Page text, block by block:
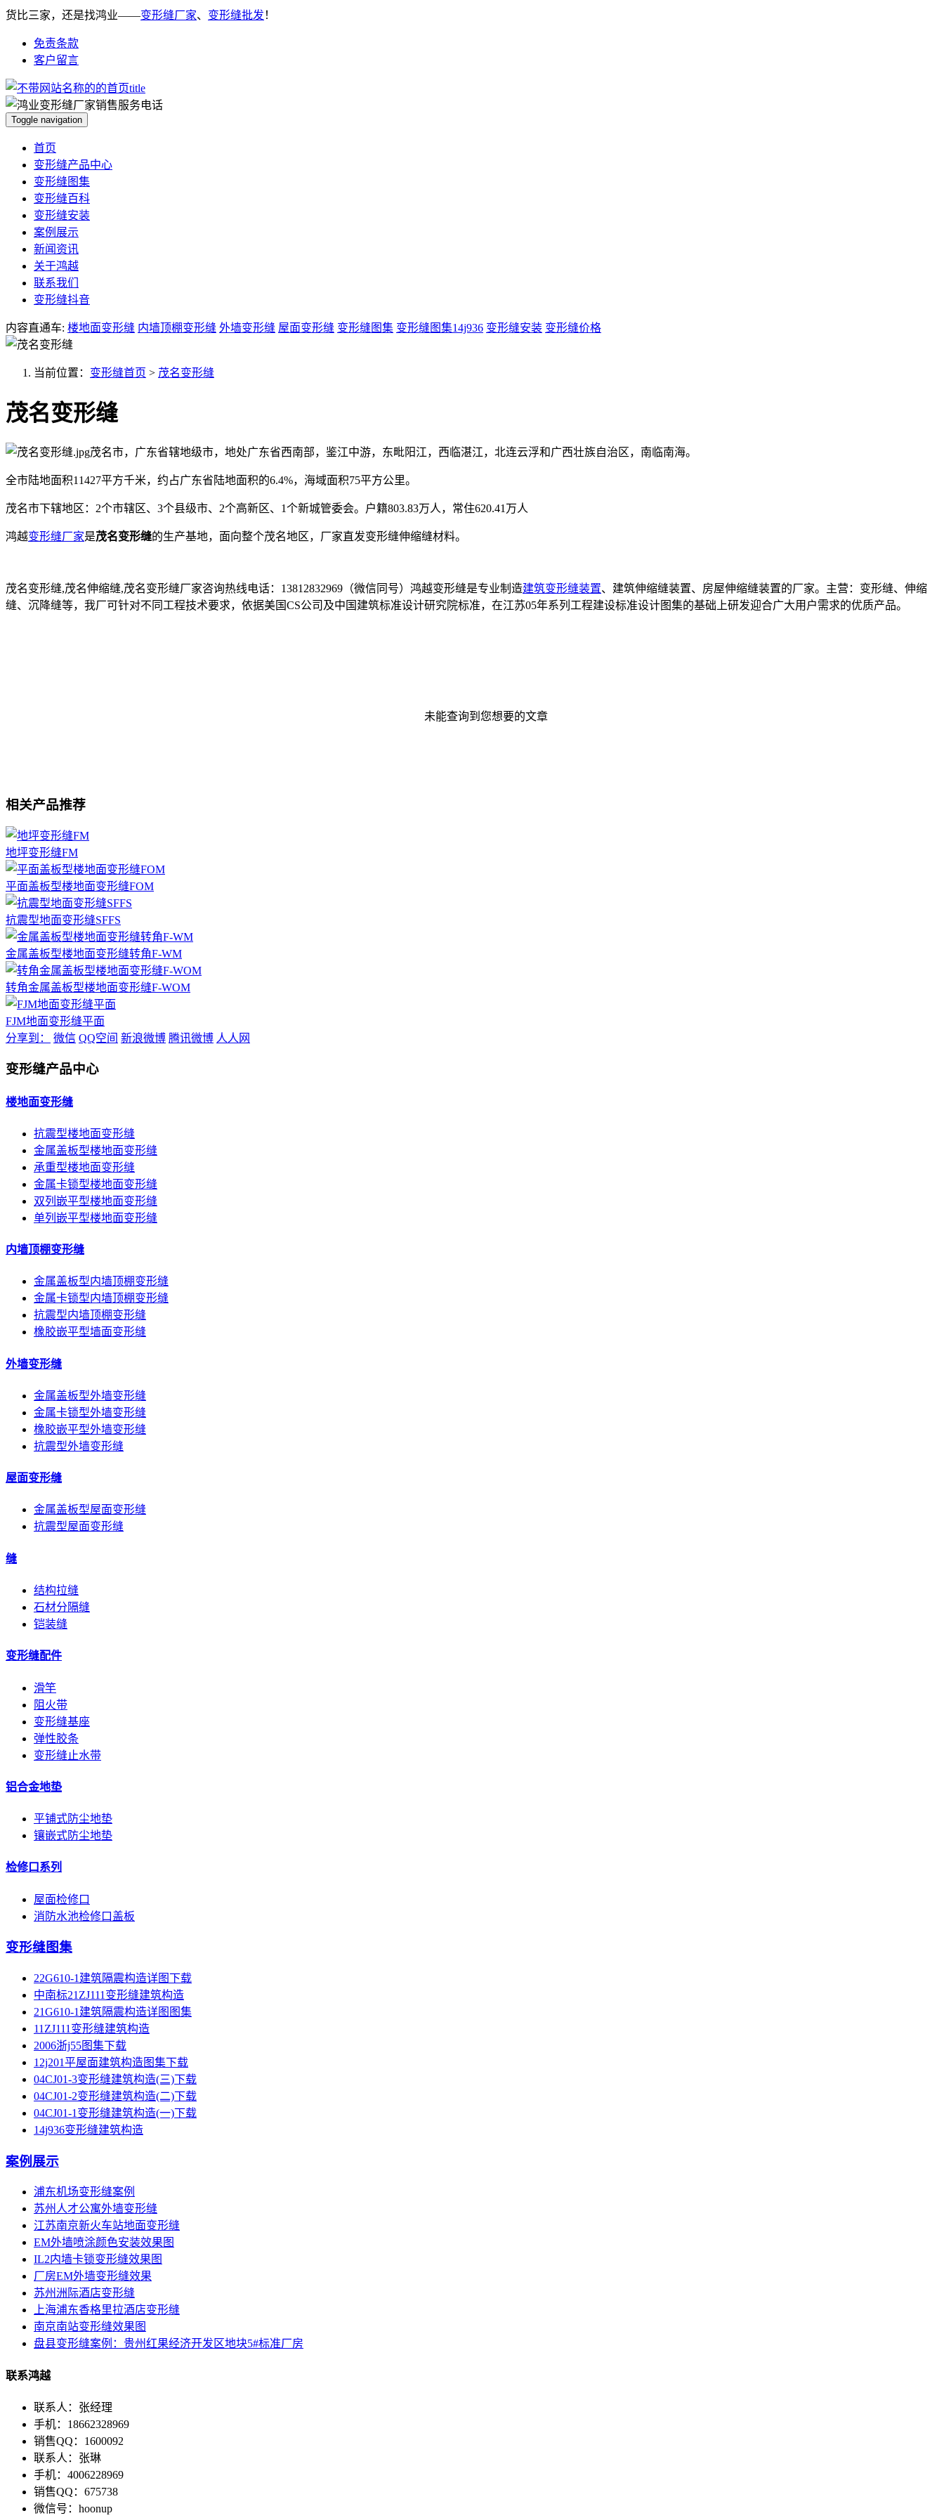
货比三家，还是找鸿业——变形缝厂家、 变形缝批发 ！
免责条款
客户留言
Toggle navigation
首页
变形缝产品中心
变形缝图集
变形缝百科
变形缝安装
案例展示
新闻资讯
关于鸿越
联系我们
变形缝抖音
内容直通车: 楼地面变形缝 内墙顶棚变形缝 外墙变形缝 屋面变形缝 变形缝图集 变形缝图集14j936 变形缝安装 变形缝价格
当前位置： 变形缝首页 > 茂名变形缝
茂名变形缝
茂名市，广东省辖地级市，地处广东省西南部，鉴江中游，东毗阳江，西临湛江，北连云浮和广西壮族自治区，南临南海。
全市陆地面积11427平方千米，约占广东省陆地面积的6.4%，海域面积75平方公里。
茂名市下辖地区：2个市辖区、3个县级市、2个高新区、1个新城管委会。户籍803.83万人，常住620.41万人
鸿越变形缝厂家是茂名变形缝的生产基地，面向整个茂名地区，厂家直发变形缝伸缩缝材料。
茂名变形缝,茂名伸缩缝,茂名变形缝厂家咨询热线电话：13812832969（微信同号）鸿越变形缝是专业制造建筑变形缝装置、建筑伸缩缝装置、房屋伸缩缝装置的厂家。主营：变形缝、伸缩
缝、沉降缝等，我厂可针对不同工程技术要求，依据美国CS公司及中国建筑标准设计研究院标准，在江苏05年系列工程建设标准设计图集的基础上研发迎合广大用户需求的优质产品。
未能查询到您想要的文章
相关产品推荐
地坪变形缝FM
平面盖板型楼地面变形缝FOM
抗震型地面变形缝SFFS
金属盖板型楼地面变形缝转角F-WM
转角金属盖板型楼地面变形缝F-WOM
FJM地面变形缝平面
分享到：
微信 QQ空间 新浪微博 腾讯微博 人人网
变形缝产品中心
楼地面变形缝
抗震型楼地面变形缝
金属盖板型楼地面变形缝
承重型楼地面变形缝
金属卡锁型楼地面变形缝
双列嵌平型楼地面变形缝
单列嵌平型楼地面变形缝
内墙顶棚变形缝
金属盖板型内墙顶棚变形缝
金属卡锁型内墙顶棚变形缝
抗震型内墙顶棚变形缝
橡胶嵌平型墙面变形缝
外墙变形缝
金属盖板型外墙变形缝
金属卡锁型外墙变形缝
橡胶嵌平型外墙变形缝
抗震型外墙变形缝
屋面变形缝
金属盖板型屋面变形缝
抗震型屋面变形缝
缝
结构拉缝
石材分隔缝
铠装缝
变形缝配件
滑竿
阻火带
变形缝基座
弹性胶条
变形缝止水带
铝合金地垫
平铺式防尘地垫
镶嵌式防尘地垫
检修口系列
屋面检修口
消防水池检修口盖板
变形缝图集
22G610-1建筑隔震构造详图下载
中南标21ZJ111变形缝建筑构造
21G610-1建筑隔震构造详图图集
11ZJ111变形缝建筑构造
2006浙j55图集下载
12j201平屋面建筑构造图集下载
04CJ01-3变形缝建筑构造(三)下载
04CJ01-2变形缝建筑构造(二)下载
04CJ01-1变形缝建筑构造(一)下载
14j936变形缝建筑构造
案例展示
浦东机场变形缝案例
苏州人才公寓外墙变形缝
江苏南京新火车站地面变形缝
EM外墙喷涂颜色安装效果图
IL2内墙卡锁变形缝效果图
厂房EM外墙变形缝效果
苏州洲际酒店变形缝
上海浦东香格里拉酒店变形缝
南京南站变形缝效果图
盘县变形缝案例：贵州红果经济开发区地块5#标准厂房
联系鸿越
联系人：张经理
手机：18662328969
销售QQ：1600092
联系人：张琳
手机：4006228969
销售QQ：675738
微信号：hoonup